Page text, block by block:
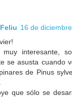
16 de
muy interesante,
se asusta cuando
de Pinus
que sólo se